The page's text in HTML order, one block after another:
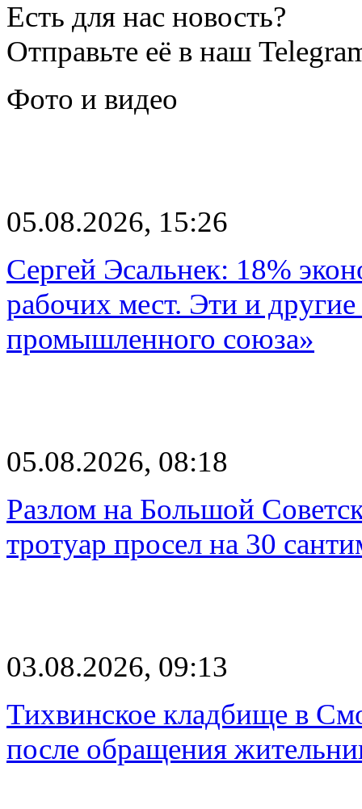
Есть для нас новость?
Отправьте её в наш
Фото и видео
05.08.2026, 15:26
Сергей Эсальнек: 18%
рабочих мест. Эти и
промышленного союза»
05.08.2026, 08:18
Разлом на Большой
тротуар просел на 30
03.08.2026, 09:13
Тихвинское кладбище в
после обращения